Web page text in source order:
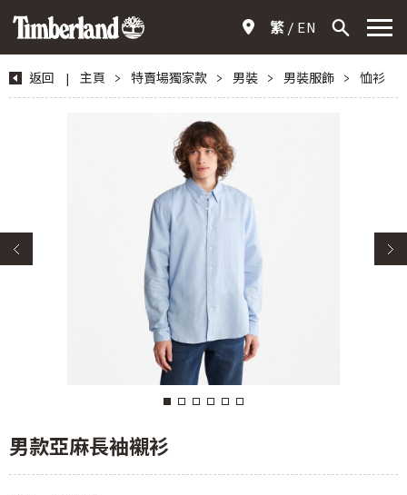
繁 EN
返回 | 主頁 > 特賣場獨家款 > 男裝 > 男裝服飾 > 恤衫
男款亞麻長袖襯衫